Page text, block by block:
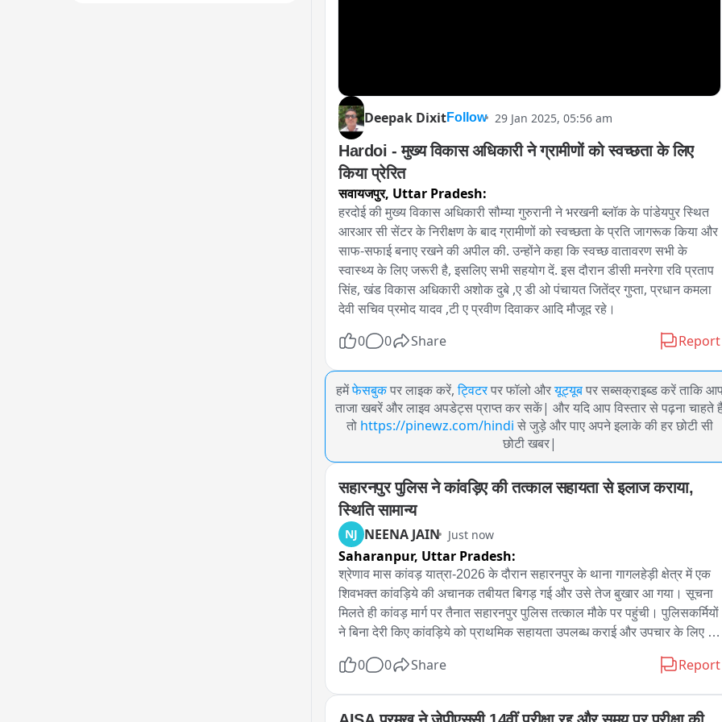
Deepak DixitFollow 29 Jan 2025, 05:56 am
Hardoi - मुख्य विकास अधिकारी ने ग्रामीणों को स्वच्छता के लिए
किया प्रेरित
सवायजपुर, Uttar Pradesh:
हरदोई की मुख्य विकास अधिकारी सौम्या गुरुरानी ने भरखनी ब्लॉक के पांडेयपुर स्थित
आरआर सी सेंटर के निरीक्षण के बाद ग्रामीणों को स्वच्छता के प्रति जागरूक किया और
साफ-सफाई बनाए रखने की अपील की. उन्होंने कहा कि स्वच्छ वातावरण सभी के
स्वास्थ्य के लिए जरूरी है, इसलिए सभी सहयोग दें. इस दौरान डीसी मनरेगा रवि प्रताप
सिंह, खंड विकास अधिकारी अशोक दुबे ,ए डी ओ पंचायत जितेंद्र गुप्ता, प्रधान कमला
देवी सचिव प्रमोद यादव ,टी ए प्रवीण दिवाकर आदि मौजूद रहे।
0
0 Share Report
हमेंफेसबुक पर लाइक करें, ट्विटर पर फॉलो औरयूट्यूब पर सब्सक्राइब्ड करें ताकि
ताजा खबरें और लाइव अपडेट्स प्राप्त कर सकें| और यदि आप विस्तार से पढ़ना चाहते
तो https://pinewz.com/hindi से जुड़े और पाए अपने इलाके की हर छोटी सी
छोटी खबर|
सहारनपुर पुलिस ने कांवड़िए की तत्काल सहायता से इलाज कराया,
स्थिति सामान्य
NJ NEENA JAIN Just now
Saharanpur, Uttar Pradesh:
श्रेणाव मास कांवड़ यात्रा-2026 के दौरान सहारनपुर के थाना गागलहेड़ी क्षेत्र में एक
शिवभक्त कांवड़िये की अचानक तबीयत बिगड़ गई और उसे तेज बुखार आ गया। सूचना
मिलते ही कांवड़ मार्ग पर तैनात सहारनपुर पुलिस तत्काल मौके पर पहुंची। पुलिसकर्मियों
ने बिना देरी किए कांवड़िये को प्राथमिक सहायता उपलब्ध कराई और उपचार के लिए
वह सुरक्षित है। कांवड़ यात्रा के दौरान सहारनपुर पुलिस लगातार श्रद्धालुओं की सेवा,
0 0 Share Report